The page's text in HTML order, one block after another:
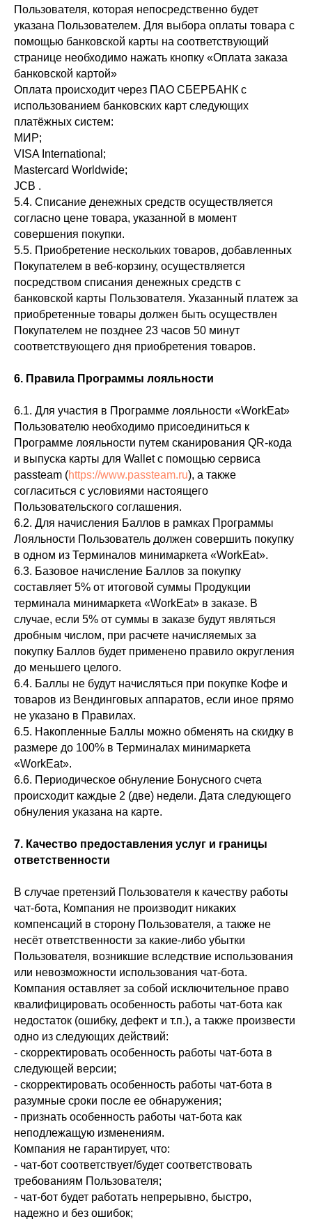
Пользователя, которая непосредственно будет
указана Пользователем. Для выбора оплаты товара с
помощью банковской карты на соответствующий
странице необходимо нажать кнопку «Оплата заказа
банковской картой»
Оплата происходит через ПАО СБЕРБАНК с
использованием банковских карт следующих
платёжных систем:
МИР;
VISA International;
Mastercard Worldwide;
JCB .
5.4. Списание денежных средств осуществляется
согласно цене товара, указанной в момент
совершения покупки.
5.5. Приобретение нескольких товаров, добавленных
Покупателем в веб-корзину, осуществляется
посредством списания денежных средств с
банковской карты Пользователя. Указанный платеж за
приобретенные товары должен быть осуществлен
Покупателем не позднее 23 часов 50 минут
соответствующего дня приобретения товаров.
6. Правила Программы лояльности
6.1. Для участия в Программе лояльности «WorkEat»
Пользователю необходимо присоединиться к
Программе лояльности путем сканирования QR-кода
и выпуска карты для Wallet с помощью сервиса
passteam (https://www.passteam.ru), а также
согласиться с условиями настоящего
Пользовательского соглашения.
6.2. Для начисления Баллов в рамках Программы
Лояльности Пользователь должен совершить покупку
в одном из Терминалов минимаркета «WorkEat».
6.3. Базовое начисление Баллов за покупку
составляет 5% от итоговой суммы Продукции
терминала минимаркета «WorkEat» в заказе. В
случае, если 5% от суммы в заказе будут являться
дробным числом, при расчете начисляемых за
покупку Баллов будет применено правило округления
до меньшего целого.
6.4. Баллы не будут начисляться при покупке Кофе и
товаров из Вендинговых аппаратов, если иное прямо
не указано в Правилах.
6.5. Накопленные Баллы можно обменять на скидку в
размере до 100% в Терминалах минимаркета
«WorkEat».
6.6. Периодическое обнуление Бонусного счета
происходит каждые 2 (две) недели. Дата следующего
обнуления указана на карте.
7. Качество предоставления услуг и границы
ответственности
В случае претензий Пользователя к качеству работы
чат-бота, Компания не производит никаких
компенсаций в сторону Пользователя, а также не
несёт ответственности за какие-либо убытки
Пользователя, возникшие вследствие использования
или невозможности использования чат-бота.
Компания оставляет за собой исключительное право
квалифицировать особенность работы чат-бота как
недостаток (ошибку, дефект и т.п.), а также произвести
одно из следующих действий:
- скорректировать особенность работы чат-бота в
следующей версии;
- скорректировать особенность работы чат-бота в
разумные сроки после ее обнаружения;
- признать особенность работы чат-бота как
неподлежащую изменениям.
Компания не гарантирует, что:
- чат-бот соответствует/будет соответствовать
требованиям Пользователя;
- чат-бот будет работать непрерывно, быстро,
надежно и без ошибок;